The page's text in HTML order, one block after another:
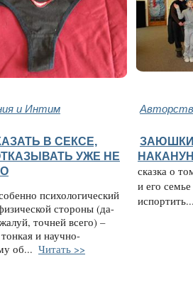
и Интим
В СЕКСЕ,
УЖЕ НЕ
психологический
стороны (да-
точней всего) –
и научно-
об... Читать >>
сказка о
и его